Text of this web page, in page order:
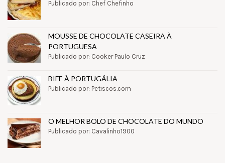
Publicado por: Chef Chefinho
MOUSSE DE CHOCOLATE CASEIRA À
PORTUGUESA
Publicado por: Cooker Paulo Cruz
BIFE À PORTUGÁLIA
Publicado por: Petiscos.com
O MELHOR BOLO DE CHOCOLATE DO MUNDO
Publicado por: Cavalinho1900